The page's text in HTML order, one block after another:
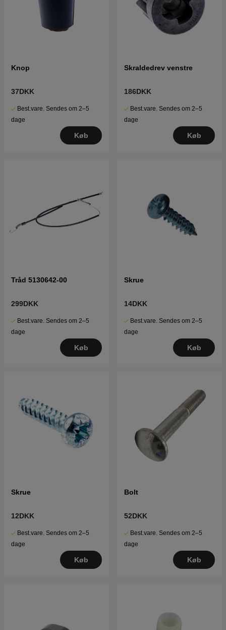
Knop
37DKK
Best.vare. Sendes om 2–5
dage
Køb
Skraldedrev venstre
186DKK
Best.vare. Sendes om 2–5
dage
Køb
Tråd 5130642-00
299DKK
Best.vare. Sendes om 2–5
dage
Køb
Skrue
14DKK
Best.vare. Sendes om 2–5
dage
Køb
Skrue
12DKK
Best.vare. Sendes om 2–5
dage
Køb
Bolt
52DKK
Best.vare. Sendes om 2–5
dage
Køb